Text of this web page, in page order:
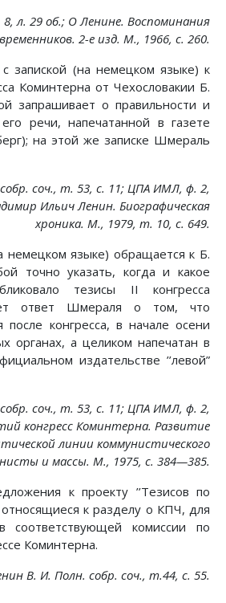
л. 29 об.; О Ленине. Воспоминания
2-е изд. М., 1966, с. 260.
запиской (на немецком языке) к
Коминтерна от Чехословакии Б.
запрашивает о правильности и
речи, напечатанной в газете
на этой же записке Шмераль
соч., т. 53, с. 11; ЦПА ИМЛ, ф. 2,
Ильич Ленин. Биографическая
хроника. М., 1979, т. 10, с. 649.
немецком языке) обращается к Б.
точно указать, когда и какое
тезисы II конгресса
ответ Шмераля о том, что
после конгресса, в начале осени
органах, а целиком напечатан в
издательстве ’’левой”
соч., т. 53, с. 11; ЦПА ИМЛ, ф. 2,
конгресс Коминтерна. Развитие
линии коммунистического
и массы. М., 1975, с. 384—385.
к проекту ’’Тезисов по
относящиеся к разделу о КПЧ, для
соответствующей комиссии по
Коминтерна.
В. И. Полн. собр. соч., т.44, с. 55.